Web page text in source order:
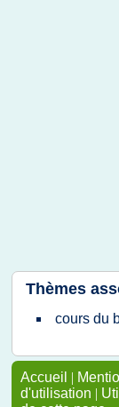
Thèmes
cours du
Accueil |
d'utilisation |